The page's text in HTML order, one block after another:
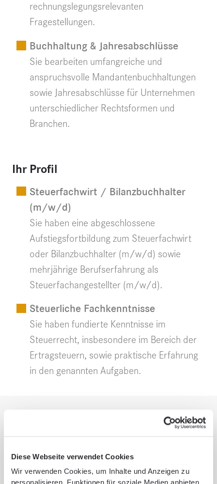
Diese Webseite verwendet Cookies
Wir verwenden Cookies, um Inhalte und Anzeigen zu
rechnungslegungsrelevanten
Fragestellungen.
Buchhaltung & Jahresabschlüsse
Sie bearbeiten umfangreiche und
anspruchsvolle Mandantenbuchhaltungen
sowie Jahresabschlüsse für Unternehmen
unterschiedlicher Rechtsformen und
Branchen.
Ihr Profil
Steuerfachwirt / Bilanzbuchhalter
(m/w/d)
Sie haben eine abgeschlossene
Aufstiegsfortbildung zum Steuerfachwirt
oder Bilanzbuchhalter (m/w/d) sowie
mehrjährige Berufserfahrung als
Steuerfachangestellter (m/w/d).
Steuerliche Fachkenntnisse
Sie haben fundierte Kenntnisse im
Steuerrecht, insbesondere im Bereich der
Ertragsteuern, sowie praktische Erfahrung
in den genannten Aufgaben.
SCHNEIDER + PARTNER GmbH
Schack­straße 1